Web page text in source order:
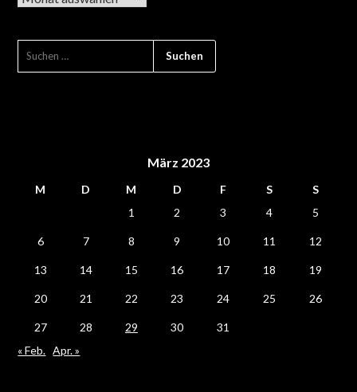
März 2023
M D M D F S
S
1
2 3 4 5
6 7 8 9 10 11 12
13 14 15 16 17 18 19
20 21 22 23 24 25 26
27 28 29 30
31
« Feb. Apr. »